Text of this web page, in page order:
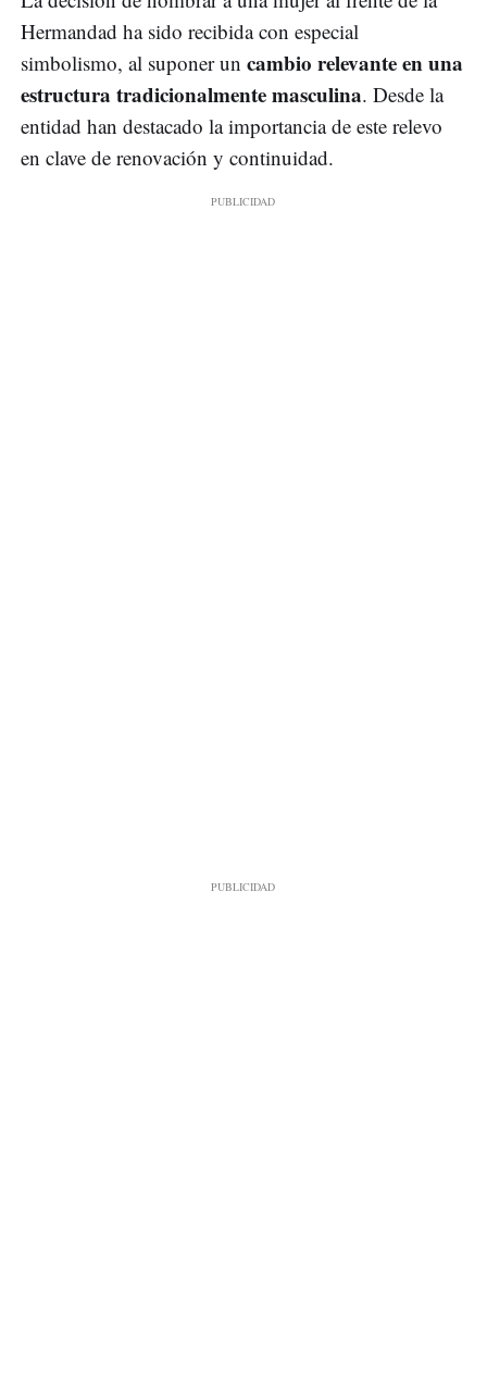
Hermandad ha sido recibida con especial
simbolismo, al suponer un cambio relevante en una
estructura tradicionalmente masculina. Desde la
entidad han destacado la importancia de este relevo
en clave de renovación y continuidad.